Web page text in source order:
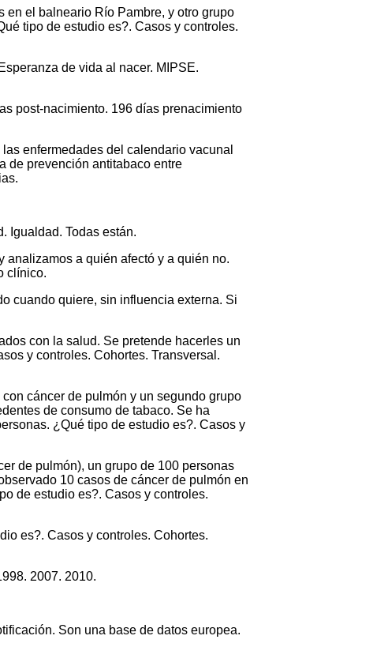
en el balneario Río Pambre, y otro grupo
tipo de estudio es?. Casos y controles.
de vida al nacer. MIPSE.
post-nacimiento. 196 días prenacimiento
enfermedades del calendario vacunal
de prevención antitabaco entre
Igualdad. Todas están.
a quién afectó y a quién no.
clínico.
cuando quiere, sin influencia externa. Si
con la salud. Se pretende hacerles un
y controles. Cohortes. Transversal.
cáncer de pulmón y un segundo grupo
de consumo de tabaco. Se ha
¿Qué tipo de estudio es?. Casos y
de pulmón), un grupo de 100 personas
10 casos de cáncer de pulmón en
de estudio es?. Casos y controles.
es?. Casos y controles. Cohortes.
2007. 2010.
Son una base de datos europea.